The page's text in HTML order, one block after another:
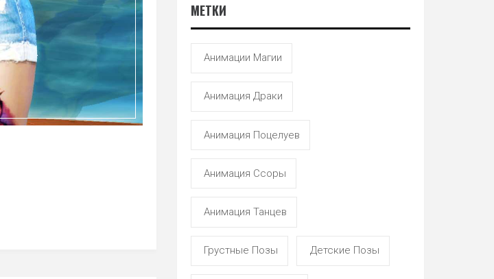
МЕТКИ
Анимации Магии
Анимация Драки
Анимация Поцелуев
Анимация Ссоры
Анимация Танцев
Грустные Позы Детские Позы